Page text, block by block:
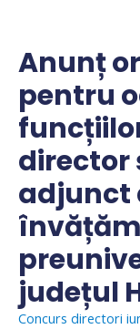
contentAnunț
pentru
director
adjunct
județul
Concurs directori